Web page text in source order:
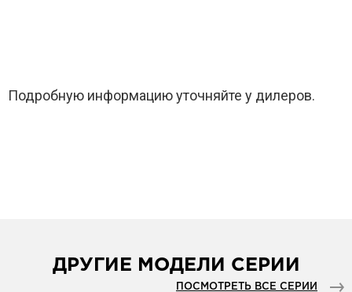
Подробную информацию уточняйте у дилеров.
ДРУГИЕ МОДЕЛИ СЕРИИ
ПОСМОТРЕТЬ ВСЕ СЕРИИ